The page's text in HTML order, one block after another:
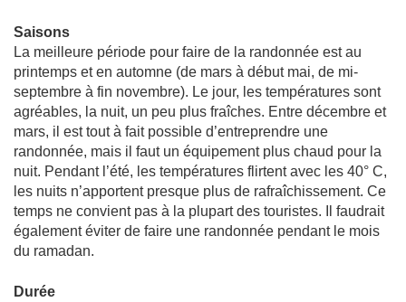
Saisons
La meilleure période pour faire de la randonnée est au
printemps et en automne (de mars à début mai, de mi-
septembre à fin novembre). Le jour, les températures sont
agréables, la nuit, un peu plus fraîches. Entre décembre et
mars, il est tout à fait possible d’entreprendre une
randonnée, mais il faut un équipement plus chaud pour la
nuit. Pendant l’été, les températures flirtent avec les 40° C,
les nuits n’apportent presque plus de rafraîchissement. Ce
temps ne convient pas à la plupart des touristes. Il faudrait
également éviter de faire une randonnée pendant le mois
du ramadan.
Durée